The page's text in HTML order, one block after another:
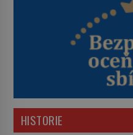
HISTORIE